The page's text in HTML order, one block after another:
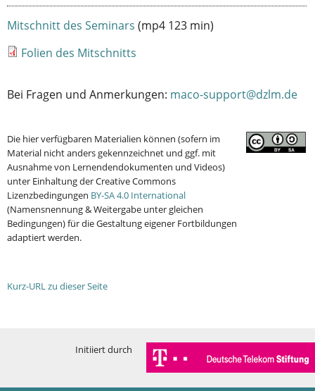
Mitschnitt des Seminars (mp4 123 min)
Folien des Mitschnitts
Bei Fragen und Anmerkungen: maco-support@dzlm.de
Die hier verfügbaren Materialien können (sofern im
Material nicht anders gekennzeichnet und ggf. mit
Ausnahme von Lernendendokumenten und Videos)
unter Einhaltung der Creative Commons
Lizenzbedingungen BY-SA 4.0 International
(Namensnennung & Weitergabe unter gleichen
Bedingungen) für die Gestaltung eigener Fortbildungen
adaptiert werden.
Kurz-URL zu dieser Seite
Initiiert durch